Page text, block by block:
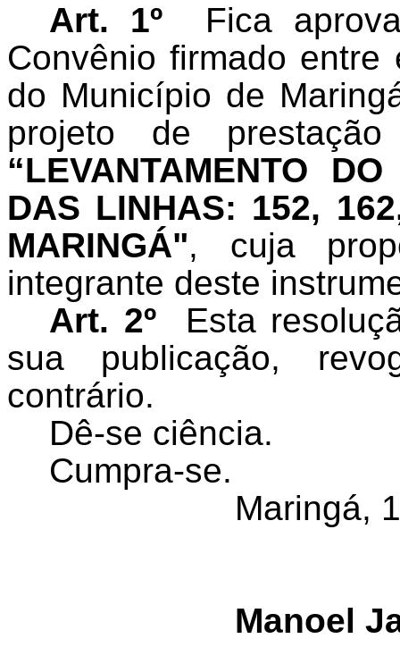
Art. 1º
Fica
Convênio firmado
do Município de
projeto de
“LEVANTAMENTO
DAS LINHAS: 152,
MARINGÁ",
cuja
integrante deste
Art. 2º
Esta
sua publicação,
contrário.
Dê-se ciência.
Cumpra-se.
Maringá,
Manoel